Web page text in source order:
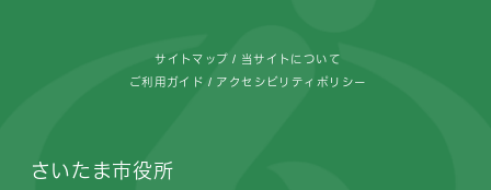
サイトマップ 当サイトについて
ご利用ガイド アクセシビリティポリシー
さいたま市役所